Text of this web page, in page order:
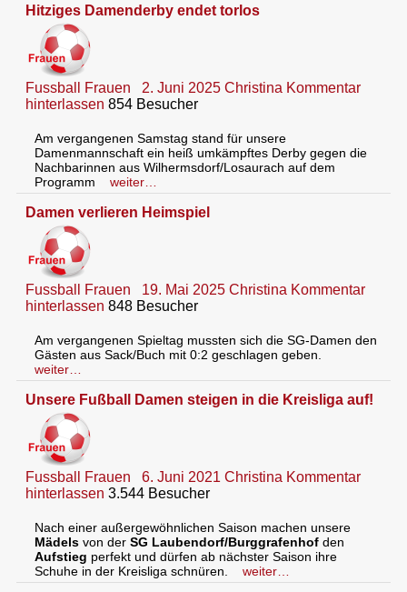
Hitziges Damenderby endet torlos
Fussball Frauen 2. Juni 2025 Christina Kommentar
hinterlassen 854 Besucher
Am vergangenen Samstag stand für unsere
Damenmannschaft ein heiß umkämpftes Derby gegen die
Nachbarinnen aus Wilhermsdorf/Losaurach auf dem
Programm
weiter…
Damen verlieren Heimspiel
Fussball Frauen 19. Mai 2025 Christina Kommentar
hinterlassen 848 Besucher
Am vergangenen Spieltag mussten sich die SG-Damen den
Gästen aus Sack/Buch mit 0:2 geschlagen geben.
weiter…
Unsere Fußball Damen steigen in die Kreisliga auf!
Fussball Frauen 6. Juni 2021 Christina Kommentar
hinterlassen 3.544 Besucher
Nach einer außergewöhnlichen Saison machen unsere
Mädels von der SG Laubendorf/Burggrafenhof den
Aufstieg perfekt und dürfen ab nächster Saison ihre
Schuhe in der Kreisliga schnüren.
weiter…